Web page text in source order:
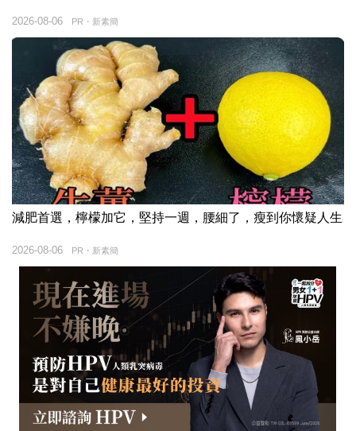
PR・新素簡
2026-08-06
減肥首選，檸檬加它，堅持一週，腰細了，瘦到你懷疑人生
PR・新素簡
2026-08-06